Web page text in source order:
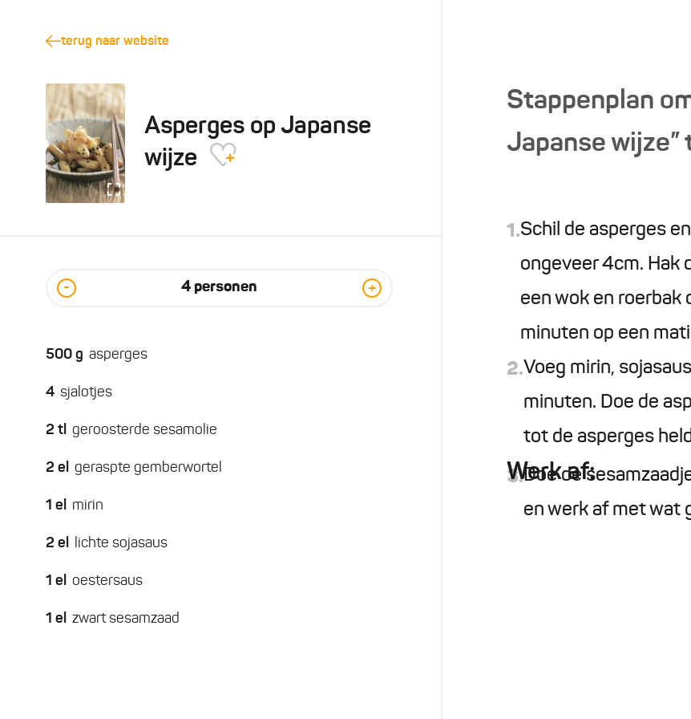
terug naar website
Asperges op Japanse
wijze
- 4 personen +
500 g asperges
4 sjalotjes
2 tl geroosterde sesamolie
2 el geraspte gemberwortel
1 el mirin
2 el lichte sojasaus
1 el oestersaus
1 el zwart sesamzaad
Stappenplan
Japanse wijze”
1.Schil de asperges
ongeveer 4cm. Hak
een wok en roerbak
minuten op een
2.Voeg mirin,
minuten. Doe de
tot de asperges
Werk af:
3.Doe de
en werk af met wat